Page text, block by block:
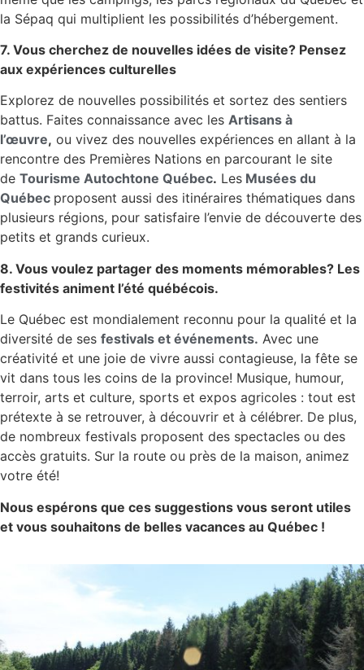
la Sépaq qui multiplient les possibilités d’hébergement.
7. Vous cherchez de nouvelles idées de visite? Pensez
aux expériences culturelles
Explorez de nouvelles possibilités et sortez des sentiers
battus. Faites connaissance avec les Artisans à
l’œuvre, ou vivez des nouvelles expériences en allant à la
rencontre des Premières Nations en parcourant le site
de Tourisme Autochtone Québec. Les Musées du
Québec proposent aussi des itinéraires thématiques dans
plusieurs régions, pour satisfaire l’envie de découverte des
petits et grands curieux.
8. Vous voulez partager des moments mémorables? Les
festivités animent l’été québécois.
Le Québec est mondialement reconnu pour la qualité et la
diversité de ses festivals et événements. Avec une
créativité et une joie de vivre aussi contagieuse, la fête se
vit dans tous les coins de la province! Musique, humour,
terroir, arts et culture, sports et expos agricoles : tout est
prétexte à se retrouver, à découvrir et à célébrer. De plus,
de nombreux festivals proposent des spectacles ou des
accès gratuits. Sur la route ou près de la maison, animez
votre été!
Nous espérons que ces suggestions vous seront utiles
et vous souhaitons de belles vacances au Québec !